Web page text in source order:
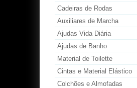
Cadeiras de Rodas
Auxiliares de Marcha
Ajudas Vida Diária
Ajudas de Banho
Material de Toilette
Cintas e Material Elástico
Colchões e Almofadas